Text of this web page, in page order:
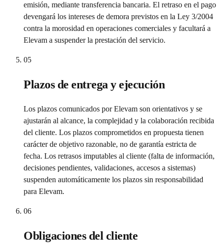
emisión, mediante transferencia bancaria. El retraso en el pago
devengará los intereses de demora previstos en la Ley 3/2004
contra la morosidad en operaciones comerciales y facultará a
Elevam a suspender la prestación del servicio.
05
Plazos de entrega y ejecución
Los plazos comunicados por Elevam son orientativos y se
ajustarán al alcance, la complejidad y la colaboración recibida
del cliente. Los plazos comprometidos en propuesta tienen
carácter de objetivo razonable, no de garantía estricta de
fecha. Los retrasos imputables al cliente (falta de información,
decisiones pendientes, validaciones, accesos a sistemas)
suspenden automáticamente los plazos sin responsabilidad
para Elevam.
06
Obligaciones del cliente